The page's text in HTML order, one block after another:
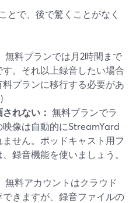
とで、後で驚くことがなく
無料プランでは月2時間まで
。それ以上録音したい場合
プランに移行する必要があ
)
れない： 無料プランでラ
像は自動的にStreamYard
せん。ポッドキャスト用フ
録音機能を使いましょう。
無料アカウントはクラウド
できますが、録音ファイルの